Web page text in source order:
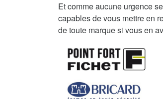
Et comme aucune urgence
capables de vous mettre en
de toute marque si vous en